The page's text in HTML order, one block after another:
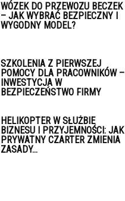
WÓZEK DO PRZEWOZU BECZEK
– JAK WYBRAĆ BEZPIECZNY I
WYGODNY MODEL?
SZKOLENIA Z PIERWSZEJ
POMOCY DLA PRACOWNIKÓW –
INWESTYCJA W
BEZPIECZEŃSTWO FIRMY
HELIKOPTER W SŁUŻBIE
BIZNESU I PRZYJEMNOŚCI: JAK
PRYWATNY CZARTER ZMIENIA
ZASADY...